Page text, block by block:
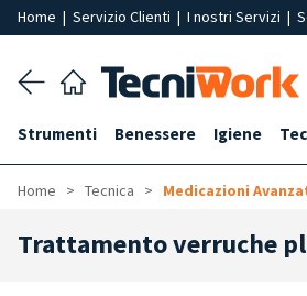
Home | Servizio Clienti | I nostri Servizi |
Strumenti Benessere Igiene
Home Tecnica Medicazioni
Trattamento verruche